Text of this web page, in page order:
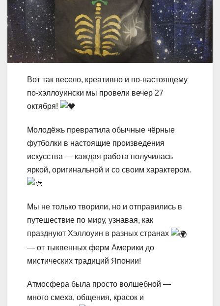
Вот так весело, креативно и по-настоящему
по-хэллоуински мы провели вечер 27
октября!
Молодёжь превратила обычные чёрные
футболки в настоящие произведения
искусства — каждая работа получилась
яркой, оригинальной и со своим характером.
Мы не только творили, но и отправились в
путешествие по миру, узнавая, как
празднуют Хэллоуин в разных странах
— от тыквенных ферм Америки до
мистических традиций Японии!
Атмосфера была просто волшебной —
много смеха, общения, красок и